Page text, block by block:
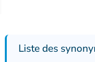
Liste des